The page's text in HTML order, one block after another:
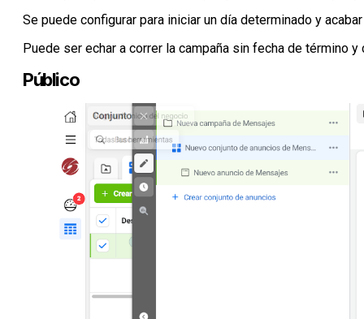
Se puede configurar para iniciar un día determinado y
Puede ser echar a correr la campaña sin fecha de término
Público